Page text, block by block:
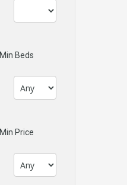
Min Beds
Min Price